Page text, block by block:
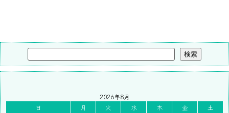
検索
2026年8月
日
月 火 水 木 金
土